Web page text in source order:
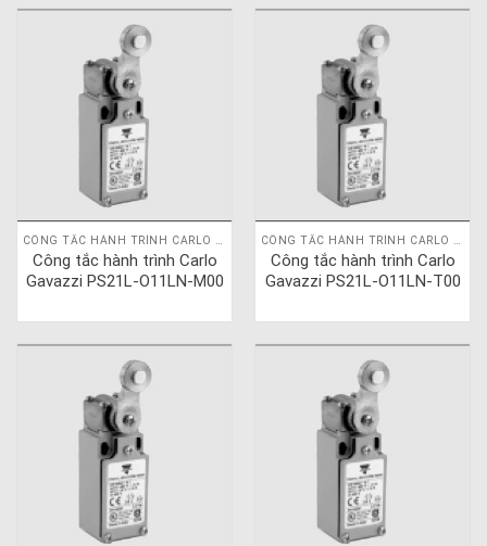
Công tắc hành trình Carlo
Gavazzi PS21L-O11LN-M00
Công tắc hành trình Carlo
Gavazzi PS21L-O11LN-T00